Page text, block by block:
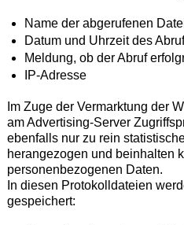
Name der abgerufenen
Datum und Uhrzeit des
Meldung, ob der Abruf
IP-Adresse
Im Zuge der Vermarktung der
am Advertising-Server
ebenfalls nur zu rein
herangezogen und beinhalten
personenbezogenen Daten.
In diesen Protokolldateien
gespeichert: